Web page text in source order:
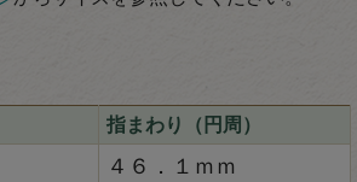
指まわり（円周）
４６．１ｍｍ